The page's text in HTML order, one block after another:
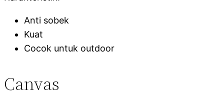
Anti sobek
Kuat
Cocok untuk outdoor
Canvas